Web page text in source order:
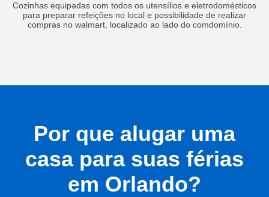
Cozinhas equipadas com todos os utensílios e eletrodomésticos
para preparar refeições no local e possibilidade de realizar
compras no walmart, localizado ao lado do comdomínio.
Por que alugar uma
casa para suas férias
em Orlando?